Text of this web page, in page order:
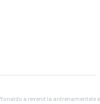
a revenit la antrenamentele